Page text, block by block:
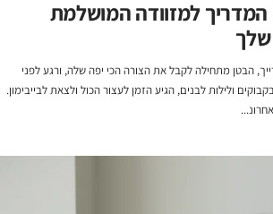
המדריך למזוודה המושלמת
שלך
הבטן מתחילה לקבל את הצורה הכי יפה שלה, ורגע לפני
ולילות לבנים, הגיע הזמן לעצור הכול ולצאת לבייבימון.